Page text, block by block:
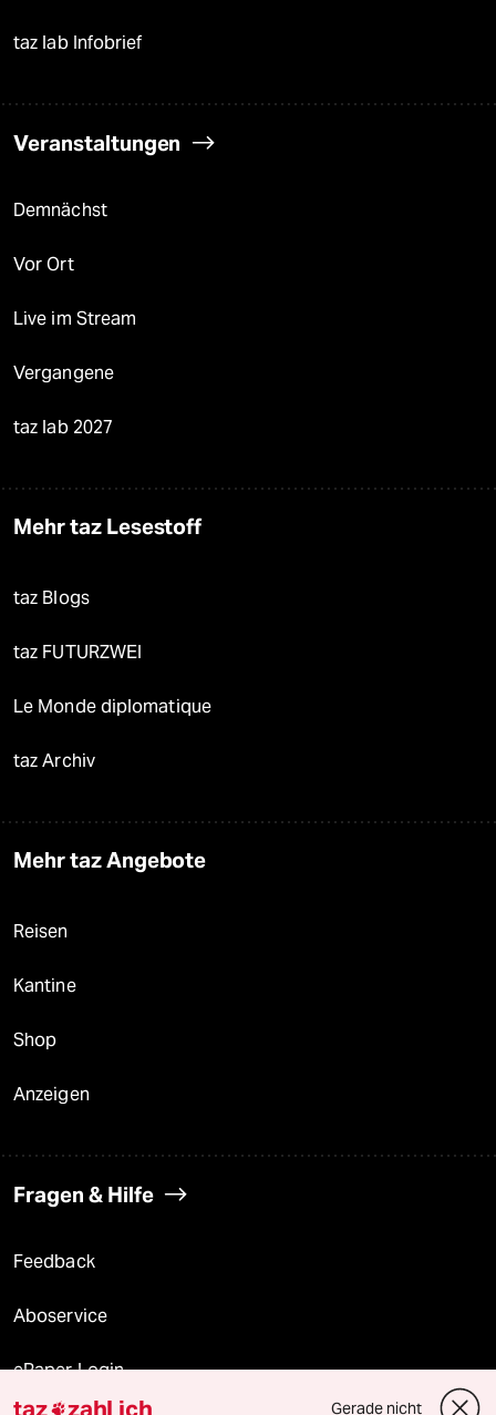
taz lab Infobrief
Veranstaltungen
Demnächst
Vor Ort
Live im Stream
Vergangene
taz lab 2027
Mehr taz Lesestoff
taz Blogs
taz FUTURZWEI
Le Monde diplomatique
taz Archiv
Mehr taz Angebote
Reisen
Kantine
Shop
Anzeigen
Fragen & Hilfe
Feedback
Aboservice
ePaper Login
taz zahl ich Gerade nicht